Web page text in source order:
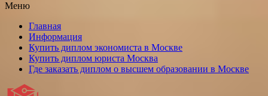
Меню
Главная
Информация
Купить диплом экономиста в Москве
Купить диплом юриста Москва
Где заказать диплом о высшем образовании в Москве